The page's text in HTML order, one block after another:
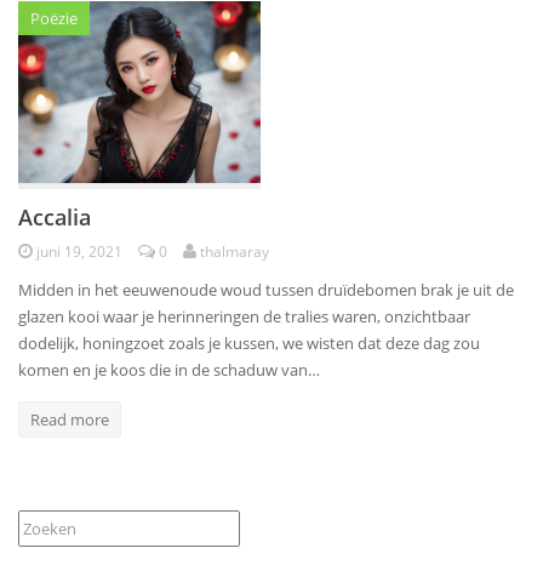
Poëzie
Accalia
juni 19, 2021 0 thalmaray
Midden in het eeuwenoude woud tussen druïdebomen brak je uit de
glazen kooi waar je herinneringen de tralies waren, onzichtbaar
dodelijk, honingzoet zoals je kussen, we wisten dat deze dag zou
komen en je koos die in de schaduw van…
Read more
Zoeken